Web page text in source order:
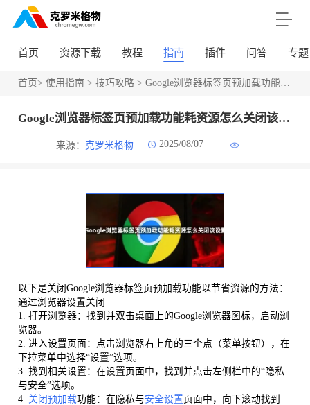
首页 资源下载 教程 指南 插件 问答 专题
首页> 使用指南 > 技巧攻略> Google浏览器标签页预加载功能耗资源怎么关闭该设置
Google浏览器标签页预加载功能耗资源怎么关闭该设置
来源： 克罗米格物 2025/08/07
以下是关闭Google浏览器标签页预加载功能以节省资源的方法：
通过浏览器设置关闭
1. 打开浏览器：找到并双击桌面上的Google浏览器图标，启动浏
览器。
2. 进入设置页面：点击浏览器右上角的三个点（菜单按钮），在
下拉菜单中选择“设置”选项。
3. 找到相关设置：在设置页面中，找到并点击左侧栏中的“隐私
与安全”选项。
4. 关闭预加载功能：在隐私与安全设置页面中，向下滚动找到